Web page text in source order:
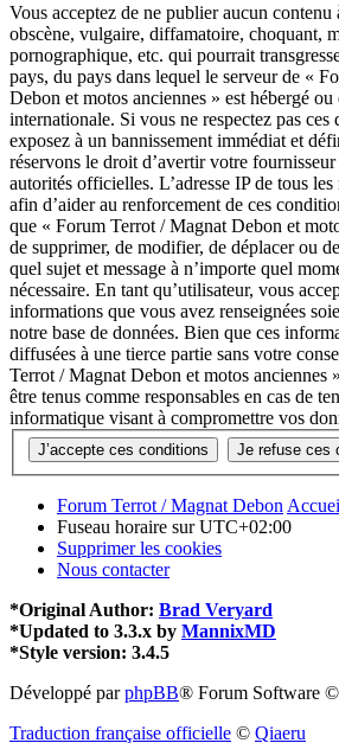
Vous acceptez de ne publier aucun contenu
obscène, vulgaire, diffamatoire, choquant,
pornographique, etc. qui pourrait
pays, du pays dans lequel le serveur de «
Debon et motos anciennes » est hébergé
internationale. Si vous ne respectez pas
exposez à un bannissement immédiat et
réservons le droit d’avertir votre fournisseur
autorités officielles. L’adresse IP de tous les
afin d’aider au renforcement de ces
que « Forum Terrot / Magnat Debon et
de supprimer, de modifier, de déplacer ou
quel sujet et message à n’importe quel
nécessaire. En tant qu’utilisateur, vous
informations que vous avez renseignées
notre base de données. Bien que ces
diffusées à une tierce partie sans votre
Terrot / Magnat Debon et motos
être tenus comme responsables en cas de
informatique visant à compromettre vos
Forum Terrot / Magnat Debon
Fuseau horaire surUTC+02:00
Supprimer les cookies
Nous contacter
*Original Author: Brad Veryard
*Updated to 3.3.x by MannixMD
*Style version: 3.4.5
Développé parphpBB® Forum Software
Traduction française officielle © Qiaeru